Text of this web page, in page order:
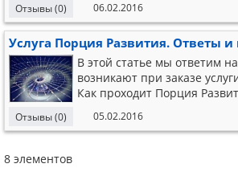
мое сознание при
Ответ: При
данной цивилизации
организма чел
Отзывы (0) 06.02.2016
Услуга Порция Развития. Ответы и
В этой статье мы ответим
возникают при заказе
Как проходит Порция
при записи развивающей
нормально? Ответ: Да.
Отзывы (0) 05.02.2016
8 элементов